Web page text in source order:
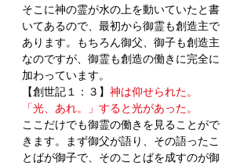
そこに神の霊が水の上を動いていたと書
いてあるので、最初から御霊も創造主で
あります。もちろん御父、御子も創造主
なのですが、御霊も創造の働きに完全に
加わっています。
【創世記１：３】 神は仰せられた。
「光、あれ。」すると光があった。
ここだけでも御霊の働きを見ることがで
きます。まず御父が語り、その語ったこ
とばが御子で、そのことばを成すのが御